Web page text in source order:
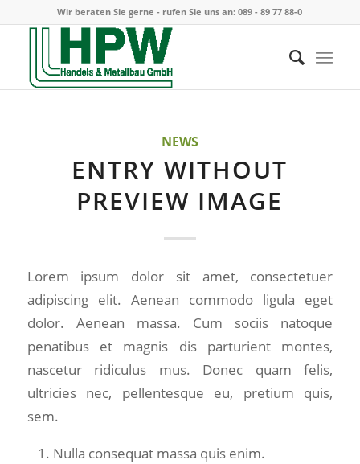
Wir beraten Sie gerne - rufen Sie uns an:089 - 89 77 88-0
NEWS
ENTRY WITHOUT
PREVIEW IMAGE
Lorem ipsum dolor sit amet, consectetuer
adipiscing elit. Aenean commodo ligula eget
dolor. Aenean massa. Cum sociis natoque
penatibus et magnis dis parturient montes,
nascetur ridiculus mus. Donec quam felis,
ultricies nec, pellentesque eu, pretium quis,
sem.
Nulla consequat massa quis enim.